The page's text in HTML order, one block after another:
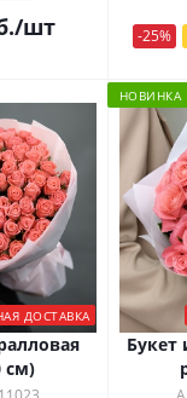
/шт
-25%
ДОСТАВКА
см)
НОВИНКА
Букет